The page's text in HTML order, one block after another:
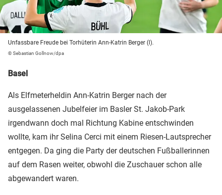
Unfassbare Freude bei Torhüterin Ann-Katrin Berger (l).
© Sebastian Gollnow/dpa
Basel
Als Elfmeterheldin Ann-Katrin Berger nach der
ausgelassenen Jubelfeier im Basler St. Jakob-Park
irgendwann doch mal Richtung Kabine entschwinden
wollte, kam ihr Selina Cerci mit einem Riesen-Lautsprecher
entgegen. Da ging die Party der deutschen Fußballerinnen
auf dem Rasen weiter, obwohl die Zuschauer schon alle
abgewandert waren.